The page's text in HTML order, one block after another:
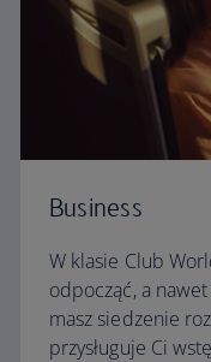
Business
W klasie Club
odpocząć, a
masz siedzenie
przysługuje Ci